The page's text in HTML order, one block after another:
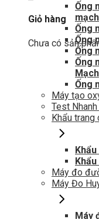
Giỏ hàng
Chưa có sản
Ống
mạch
Ống
Ống
Ống
Ống
Mạch
Ống
Máy tạo
Test
Khẩu trang
Máy đo
Máy Đo
Máy